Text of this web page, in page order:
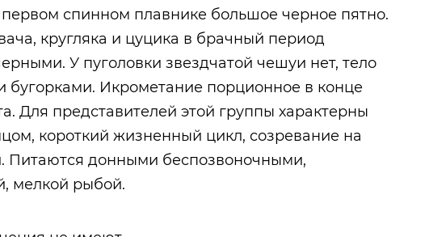
первом спинном плавнике большое черное пятно.
кругляка и цуцика в брачный период
У пуголовки звездчатой чешуи нет, тело
бугорками. Икрометание порционное в конце
Для представителей этой группы характерны
короткий жизненный цикл, созревание на
Питаются донными беспозвоночными,
мелкой рыбой.